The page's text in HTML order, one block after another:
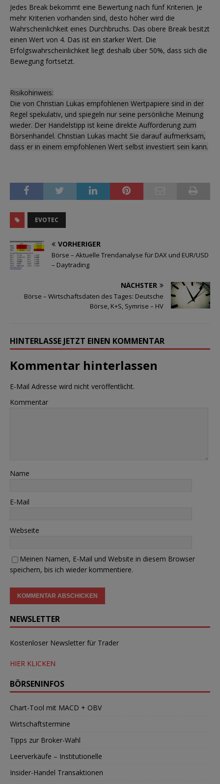
Jedes Break bekommt eine Bewertung nach fünf Kriterien. Je
mehr Kriterien vorhanden sind, desto höher wird die
Wahrscheinlichkeit eines Durchbruchs. Das obere Break besitzt
einen Wert von 4. Das ist ein starker Wert. Die
Erfolgswahrscheinlichkeit liegt deshalb über 50%, dass sich die
Bewegung fortsetzt.
Risikohinweis:
Die von Christian Lukas empfohlenen Wertpapiere sind in der
Regel spekulativ, und spiegeln nur seine persönliche Meinung
wieder. Der Handelstipp ist keine direkte Aufforderung zum
Börsenhandel. Christian Lukas macht Sie darauf aufmerksam,
dass er in einem empfohlenen Wert selbst investiert sein kann.
EVOTEC
VORHERIGER
Börse – Aktuelle Trendanalyse für DAX und EUR/USD
– Daytrading
NÄCHSTER
Börse – Wirtschaftsdaten des Tages: Deutsche
Börse, K+S, Symrise – HV
HINTERLASSE JETZT EINEN KOMMENTAR
Kommentar hinterlassen
E-Mail Adresse wird nicht veröffentlicht.
Kommentar
Name
E-Mail
Webseite
Meinen Namen, E-Mail und Website in diesem Browser
speichern, bis ich wieder kommentiere.
NEWSLETTER
Kostenloser Newsletter für Trader
HIER KLICKEN
BÖRSENINFOS
Chart-Tool mit MACD + OBV
Wirtschaftstermine
Tipps zur Broker-Wahl
Leerverkäufe – Institutionelle
Insider-Handel Transaktionen